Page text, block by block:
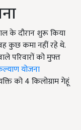
के दौरान शुरू किया
कुछ कमा नहीं रहे थे.
परिवारों को मुफ्त
योजना
को 4 किलोग्राम गेहूं